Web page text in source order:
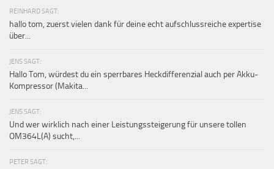
REINHARD SAGT:
hallo tom, zuerst vielen dank für deine echt aufschlussreiche expertise
über...
JENS SAGT:
Hallo Tom, würdest du ein sperrbares Heckdifferenzial auch per Akku-
Kompressor (Makita...
JENS SAGT:
Und wer wirklich nach einer Leistungssteigerung für unsere tollen
OM364L(A) sucht,...
PETER SAGT: